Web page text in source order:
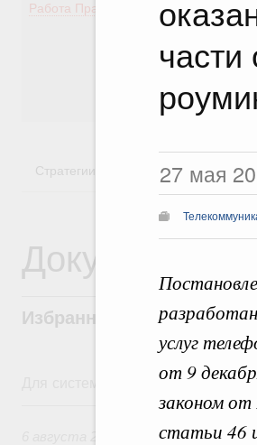
части
27 мая
услуг
от 9
законом
статьи 46
Работа Правительства
Стратегии Государственные
Документы
Избранные документы
Для системного поиска
6
Технологическое